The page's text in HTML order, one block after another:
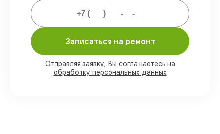
работ закрываем с возможностью
личного присутствия владельца
комплектующих Acer имеются на
доставляются быстро
Фирменные детали Acer и
Записаться на ремонт
Отправляя заявку, Вы соглашаетесь на
обработку персональных данных